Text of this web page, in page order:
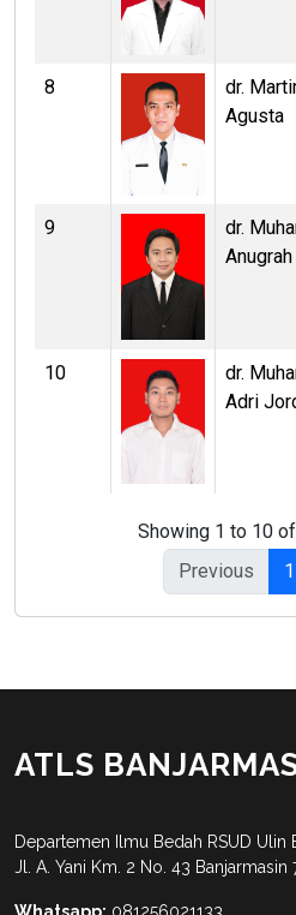
8
dr.
Agusta
9
dr.
10
dr.
Adri
Showing 1 to 10
Previous
1
ATLS
Departemen Ilmu Bedah RSUD Ulin
Jl. A. Yani Km. 2 No. 43 Banjarmasin